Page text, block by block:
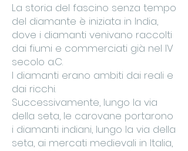
La storia del fascino senza tempo
del diamante è iniziata in India,
dove i diamanti venivano raccolti
dai fiumi e commerciati già nel IV
secolo a.C.
I diamanti erano ambiti dai reali e
dai ricchi.
Successivamente, lungo la via
della seta, le carovane portarono
i diamanti indiani, lungo la via della
seta, ai mercati medievali in Italia,